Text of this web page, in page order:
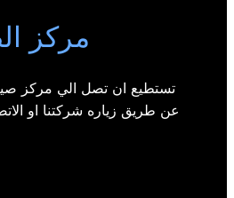
مركز
تستطيع ان تصل الي مركز
عن طريق زياره شركتنا او